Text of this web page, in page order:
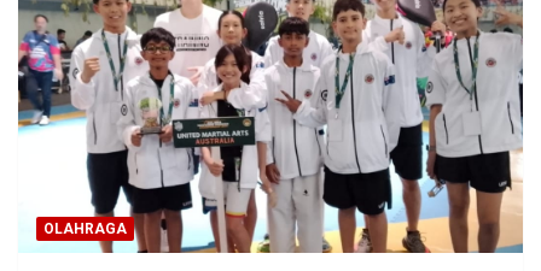
OLAHRAGA